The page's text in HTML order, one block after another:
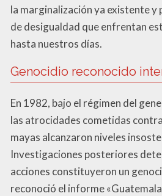
la marginalización ya existente y
de desigualdad que enfrentan
hasta nuestros días.
Genocidio reconocido
En 1982, bajo el régimen del
las atrocidades cometidas
mayas alcanzaron niveles
Investigaciones posteriores
acciones constituyeron un
reconoció el informe